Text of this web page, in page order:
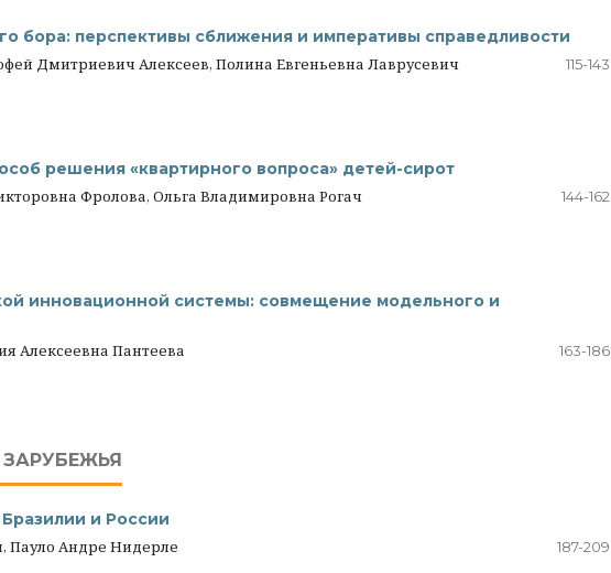
бора: перспективы сближения и императивы справедливости
Дмитриевич Алексеев, Полина Евгеньевна Лаврусевич
115-143
решения «квартирного вопроса» детей-сирот
Фролова, Ольга Владимировна Рогач
144-162
инновационной системы: совмещение модельного и
Алексеевна Пантеева
163-186
и России
Пауло Андре Нидерле
187-209